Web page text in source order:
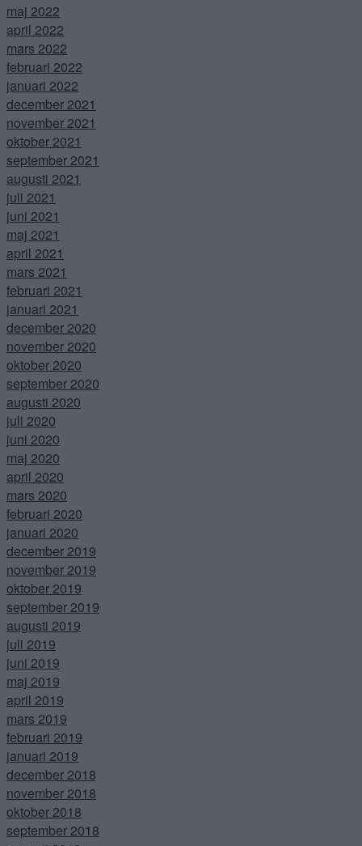
maj 2022
april 2022
mars 2022
februari 2022
januari 2022
december 2021
november 2021
oktober 2021
september 2021
augusti 2021
juli 2021
juni 2021
maj 2021
april 2021
mars 2021
februari 2021
januari 2021
december 2020
november 2020
oktober 2020
september 2020
augusti 2020
juli 2020
juni 2020
maj 2020
april 2020
mars 2020
februari 2020
januari 2020
december 2019
november 2019
oktober 2019
september 2019
augusti 2019
juli 2019
juni 2019
maj 2019
april 2019
mars 2019
februari 2019
januari 2019
december 2018
november 2018
oktober 2018
september 2018